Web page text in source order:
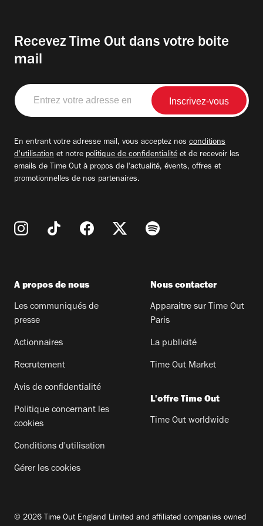
Recevez Time Out dans votre boite
mail
Entrez
votre
adresse
En entrant votre adresse mail, vous acceptez nos conditions
d'utilisation et notre politique de confidentialité et de recevoir les
emails de Time Out à propos de l'actualité, évents, offres et
promotionnelles de nos partenaires.
A propos de nous
Les communiqués de
presse
Actionnaires
Recrutement
Avis de confidentialité
Politique concernant les
cookies
Conditions d'utilisation
Gérer les cookies
Nous contacter
Apparaitre sur Time Out
Paris
La publicité
Time Out Market
L'offre Time Out
Time Out worldwide
© 2026 Time Out England Limited and affiliated companies owned